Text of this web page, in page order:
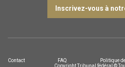
Inscrivez-vous à
Copyright Tribunal fédéral ©
Contact FAQ Politique